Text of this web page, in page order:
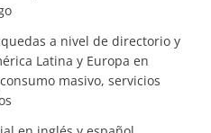
a nivel de directorio y
Latina y Europa en
masivo, servicios